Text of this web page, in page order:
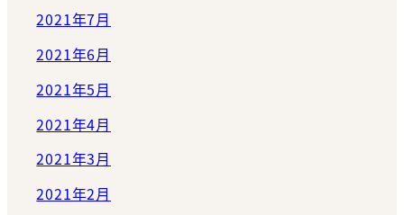
2021年7月
2021年6月
2021年5月
2021年4月
2021年3月
2021年2月